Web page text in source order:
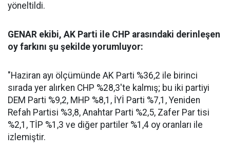
yöneltildi.
GENAR ekibi, AK Parti ile CHP arasındaki derinleşen
oy farkını şu şekilde yorumluyor:
"Haziran ayı ölçümünde AK Parti %36,2 ile birinci
sırada yer alırken CHP %28,3'te kalmış; bu iki partiyi
DEM Parti %9,2, MHP %8,1, İYİ Parti %7,1, Yeniden
Refah Partisi %3,8, Anahtar Parti %2,5, Zafer Par tisi
%2,1, TİP %1,3 ve diğer partiler %1,4 oy oranları ile
izlemiştir.